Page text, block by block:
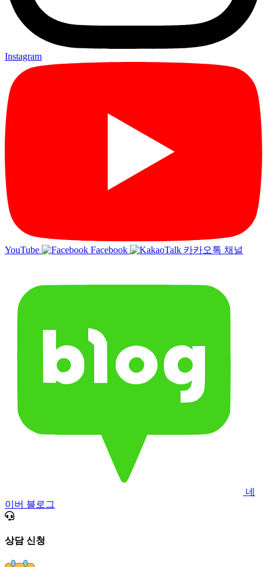
Instagram
YouTube Facebook 카카오톡 채널
네
이버 블로그
상담 신청